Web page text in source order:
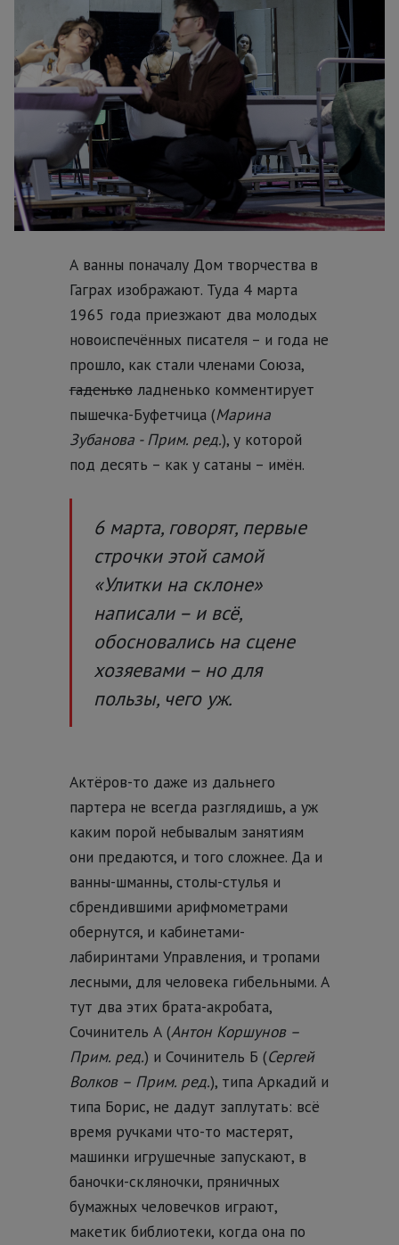
А ванны поначалу Дом творчества в
Гаграх изображают. Туда 4 марта
1965 года приезжают два молодых
новоиспечённых писателя – и года не
прошло, как стали членами Союза,
гаденьколадненько комментирует
пышечка-Буфетчица (Марина
Зубанова - Прим. ред.), у которой
под десять – как у сатаны – имён.
6 марта, говорят, первые
строчки этой самой
«Улитки на склоне»
написали – и всё,
обосновались на сцене
хозяевами – но для
пользы, чего уж.
Актёров-то даже из дальнего
партера не всегда разглядишь, а уж
каким порой небывалым занятиям
они предаются, и того сложнее. Да и
ванны-шманны, столы-стулья и
сбрендившими арифмометрами
обернутся, и кабинетами-
лабиринтами Управления, и тропами
лесными, для человека гибельными. А
тут два этих брата-акробата,
Сочинитель А (Антон Коршунов –
Прим. ред.) и Сочинитель Б (Сергей
Волков – Прим. ред.), типа Аркадий и
типа Борис, не дадут заплутать: всё
время ручками что-то мастерят,
машинки игрушечные запускают, в
баночки-скляночки, пряничных
бумажных человечков играют,
макетик библиотеки, когда она по